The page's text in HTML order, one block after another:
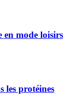
mode loisirs
les protéines